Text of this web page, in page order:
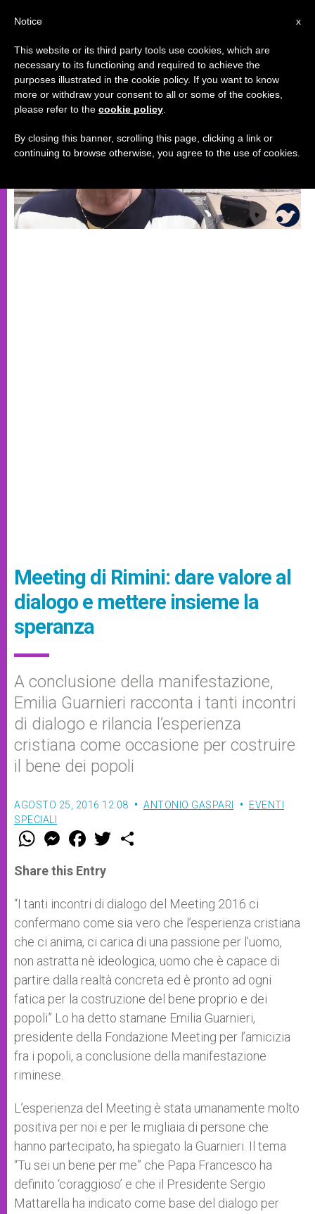
EVENTI SPECIALI
Meeting di Rimini: dare valore al
dialogo e mettere insieme la
speranza
A conclusione della manifestazione,
Emilia Guarnieri racconta i tanti incontri
di dialogo e rilancia l’esperienza
cristiana come occasione per costruire
il bene dei popoli
AGOSTO 25, 2016 12:08 ANTONIO GASPARI
EVENTI
SPECIALI
W
t
s
p
p
M
e
s
e
g
e
r
F
a
e
b
o
k
w
r
Share this Entry
“I tanti incontri di dialogo del Meeting 2016 ci
confermano come sia vero che l’esperienza cristiana
che ci anima, ci carica di una passione per l’uomo,
non astratta nè ideologica, uomo che è capace di
partire dalla realtà concreta ed è pronto ad ogni
fatica per la costruzione del bene proprio e dei
popoli” Lo ha detto stamane Emilia Guarnieri,
presidente della Fondazione Meeting per l’amicizia
fra i popoli, a conclusione della manifestazione
riminese.
L’esperienza del Meeting è stata umanamente molto
positiva per noi e per le migliaia di persone che
hanno partecipato, ha spiegato la Guarnieri. Il tema
“Tu sei un bene per me” che Papa Francesco ha
definito ‘coraggioso’ e che il Presidente Sergio
Mattarella ha indicato come base del dialogo per
x
Notice
This website or its third party tools use cookies, which are
necessary to its functioning and required to achieve the
purposes illustrated in the cookie policy. If you want to know
more or withdraw your consent to all or some of the cookies,
please refer to the cookie policy
By closing this banner, scrolling this page, clicking a link or
continuing to browse otherwise, you agree to the use of cookies.